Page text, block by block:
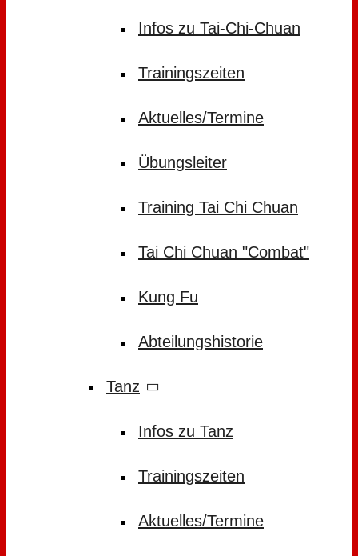
Infos zu Tai-Chi-Chuan
Trainingszeiten
Aktuelles/Termine
Übungsleiter
Training Tai Chi Chuan
Tai Chi Chuan "Combat"
Kung Fu
Abteilungshistorie
Tanz
Infos zu Tanz
Trainingszeiten
Aktuelles/Termine